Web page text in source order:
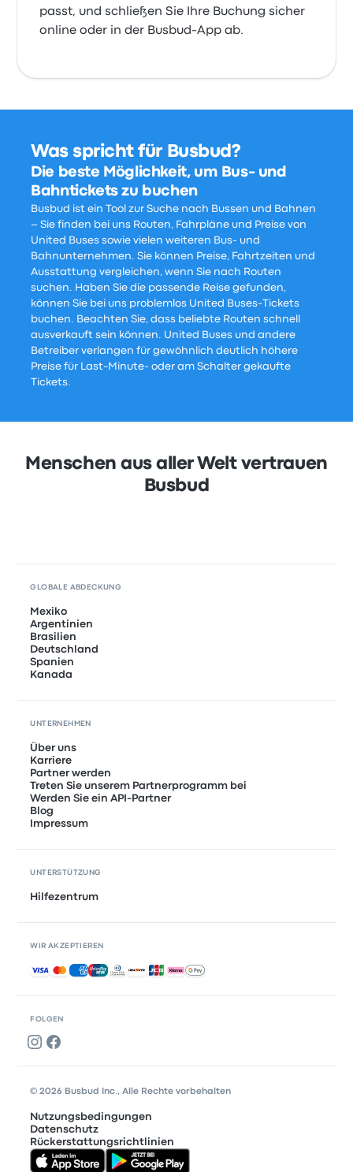
passt, und schließen Sie Ihre Buchung sicher
online oder in der Busbud-App ab.
Was spricht für Busbud?
Die beste Möglichkeit, um Bus- und
Bahntickets zu buchen
Busbud ist ein Tool zur Suche nach Bussen und Bahnen
– Sie finden bei uns Routen, Fahrpläne und Preise von
United Buses sowie vielen weiteren Bus- und
Bahnunternehmen. Sie können Preise, Fahrtzeiten und
Ausstattung vergleichen, wenn Sie nach Routen
suchen. Haben Sie die passende Reise gefunden,
können Sie bei uns problemlos United Buses-Tickets
buchen. Beachten Sie, dass beliebte Routen schnell
ausverkauft sein können. United Buses und andere
Betreiber verlangen für gewöhnlich deutlich höhere
Preise für Last-Minute- oder am Schalter gekaufte
Tickets.
Menschen aus aller Welt vertrauen
Busbud
FOLGEN
GLOBALE ABDECKUNG
Mexiko
Argentinien
Brasilien
Deutschland
Spanien
Kanada
UNTERNEHMEN
Über uns
Karriere
Partner werden
Treten Sie unserem Partnerprogramm bei
Werden Sie ein API-Partner
Blog
Impressum
UNTERSTÜTZUNG
Hilfezentrum
WIR AKZEPTIEREN
Akzeptierte Zahlungsmethoden
© 2026 Busbud Inc., Alle Rechte vorbehalten
Nutzungsbedingungen
Datenschutz
Rückerstattungsrichtlinien